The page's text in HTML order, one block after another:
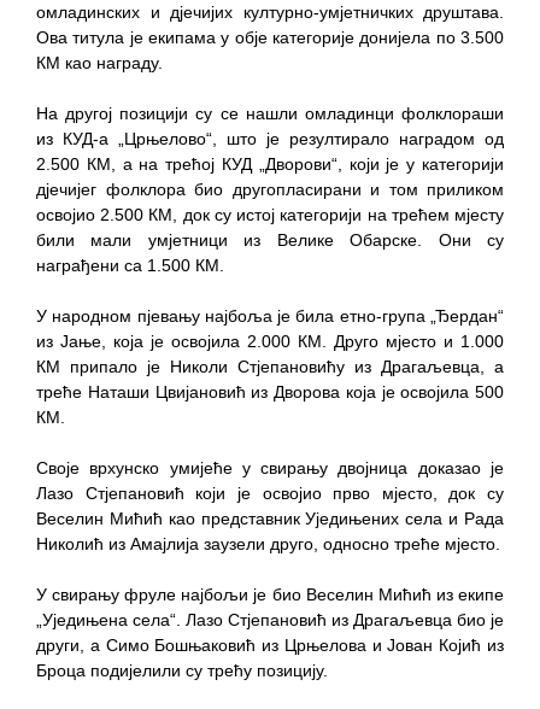
омладинских и дјечијих културно-умјетничких друштава.
Ова титула је екипама у обје категорије донијела по 3.500
КМ као награду.
На другој позицији су се нашли омладинци фолклораши
из КУД-а „Црњелово“, што је резултирало наградом од
2.500 КМ, а на трећој КУД „Дворови“, који је у категорији
дјечијег фолклора био другопласирани и том приликом
освојио 2.500 КМ, док су истој категорији на трећем мјесту
били мали умјетници из Велике Обарске. Они су
награђени са 1.500 КМ.
У народном пјевању најбоља је била етно-група „Ђердан“
из Јање, која је освојила 2.000 КМ. Друго мјесто и 1.000
КМ припало је Николи Стјепановићу из Драгаљевца, а
треће Наташи Цвијановић из Дворова која је освојила 500
КМ.
Своје врхунско умијеће у свирању двојница доказао је
Лазо Стјепановић који је освојио прво мјесто, док су
Веселин Мићић као представник Уједињених села и Рада
Николић из Амајлија заузели друго, односно треће мјесто.
У свирању фруле најбољи је био Веселин Мићић из екипе
„Уједињена села“. Лазо Стјепановић из Драгаљевца био је
други, а Симо Бошњаковић из Црњелова и Јован Којић из
Броца подијелили су трећу позицију.